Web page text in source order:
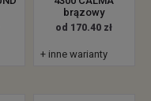
brązowy
od 170.40 zł
+ inne warianty